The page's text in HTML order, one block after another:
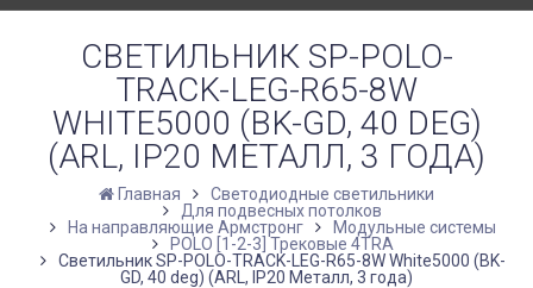
СВЕТИЛЬНИК SP-POLO-
TRACK-LEG-R65-8W
WHITE5000 (BK-GD, 40 DEG)
(ARL, IP20 МЕТАЛЛ, 3 ГОДА)
Главная
Светодиодные светильники
Для подвесных потолков
На направляющие Армстронг
Модульные системы
POLO [1-2-3] Трековые 4TRA
Светильник SP-POLO-TRACK-LEG-R65-8W White5000 (BK-
GD, 40 deg) (ARL, IP20 Металл, 3 года)